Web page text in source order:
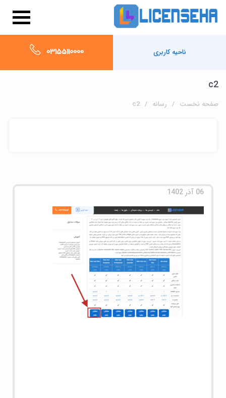
ناحیه کاربری 03155110000
c2
صفحه نخست رسانه c2
06 آذر 1402